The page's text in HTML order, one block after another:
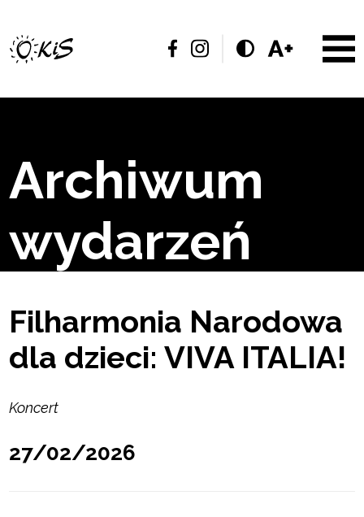
Archiwum
wydarzeń
Filharmonia Narodowa
dla dzieci: VIVA ITALIA!
Koncert
27/02/2026